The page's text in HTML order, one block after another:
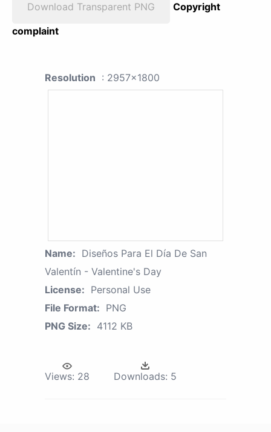
Download Transparent PNG
Copyright
complaint
Resolution : 2957x1800
Name: Diseños Para El Día De San
Valentín - Valentine's Day
License: Personal Use
File Format: PNG
PNG Size: 4112 KB
Views: 28 Downloads: 5